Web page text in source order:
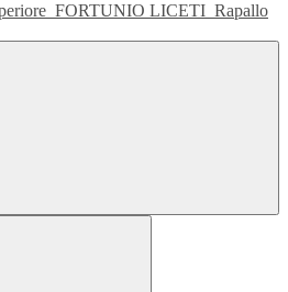
FORTUNIO LICETI Rapallo